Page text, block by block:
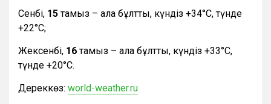
Сенбі, 15тамыз – ала бұлтты, күндіз +34°С, түнде
+22°С;
Жексенбі, 16тамыз – ала бұлтты, күндіз +33°С,
түнде +20°С.
Дереккөз: world-weather.ru